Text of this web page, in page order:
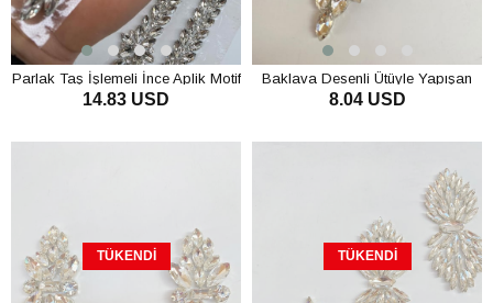
Parlak Taş İşlemeli İnce Aplik Motif
Şerit 1 Adet
14.83 USD
Baklava Desenli Ütüyle Yapışan
Parlak Taşlı Aplik
8.04 USD
TÜKENDI TÜKENDI